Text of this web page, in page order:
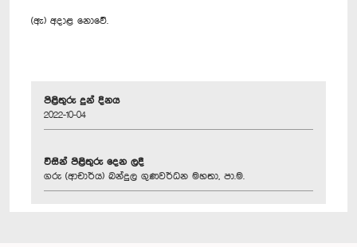
(ඇ) අදාළ නොවේ.
පිළිතුරු දුන් දිනය
2022-10-04
විසින් පිළිතුරු දෙන ලදී
ගරු (ආචාර්ය) බන්දුල ගුණවර්ධන මහතා, පා.ම.